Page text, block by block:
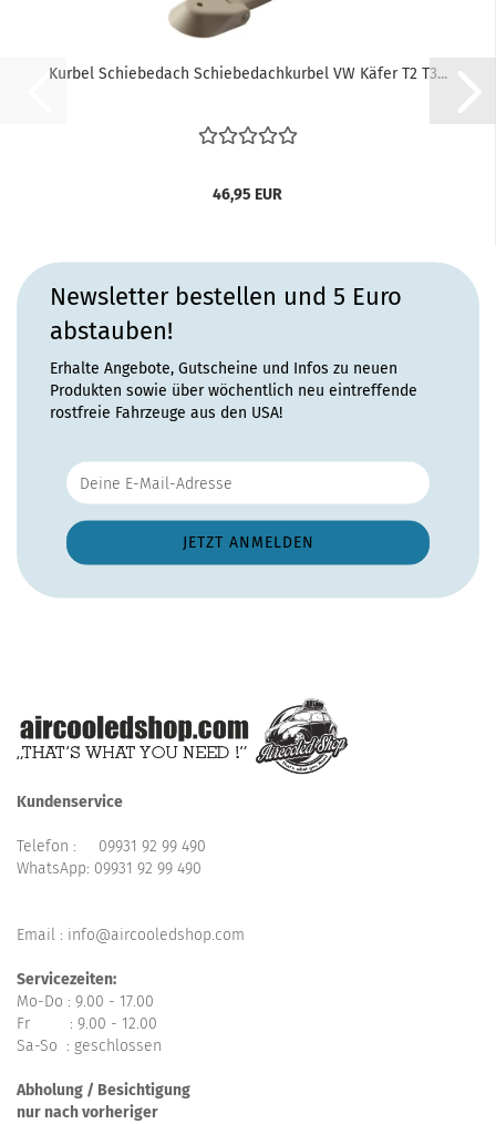
Kurbel Schiebedach Schiebedachkurbel VW Käfer T2 T3...
46,95 EUR
Newsletter bestellen und 5 Euro
abstauben!
Erhalte Angebote, Gutscheine und Infos zu neuen
Produkten sowie über wöchentlich neu eintreffende
rostfreie Fahrzeuge aus den USA!
Kundenservice
Telefon : 09931 92 99 490
WhatsApp: 09931 92 99 490
Email : info@aircooledshop.com
Servicezeiten:
Mo-Do : 9.00 - 17.00
Fr : 9.00 - 12.00
Sa-So : geschlossen
Abholung / Besichtigung
nur nach vorheriger